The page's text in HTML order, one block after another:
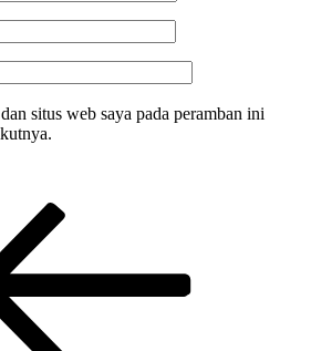
situs web saya pada peramban ini